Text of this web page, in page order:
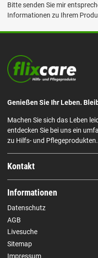
Bitte senden Sie mir
Informationen zu Ihrem
Genießen Sie Ihr Leben.
Machen Sie sich das Leben
entdecken Sie bei uns ein
zu Hilfs- und Pflegeprodukten.
Kontakt
Informationen
Datenschutz
AGB
Livesuche
Sitemap
Impressum